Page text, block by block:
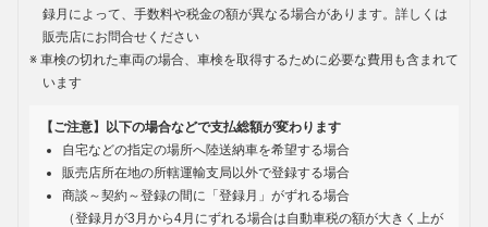
録月によって、手数料や税金の額が異なる場合があります。詳しくは
販売店にお問合せください
車検の切れた車両の場合、車検を取得するために必要な費用も含まれて
います
【ご注意】以下の場合などで支払総額が変わります
自宅などの指定の場所へ陸送納車を希望する場合
販売店所在地の所轄運輸支局以外で登録する場合
商談～契約～登録の間に「登録月」がずれる場合
（登録月が3月から4月にずれる場合は自動車税の額が大きく上が